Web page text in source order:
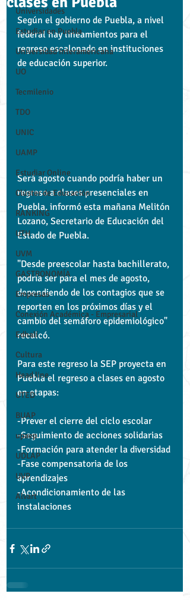
Universidades
Estudiar en Puebla
Universidad Interamericana
UO
Tecmilenio
TDO
UNIC
UAMP
Estudiar Online
Clúster de Educación
RANKING
UTH
UVM
GASTRONOMÍA
Empresas
Conexión Académica - Empresarial
Edhalí
Cultura
Head line
UTED
BUAP
upaep
UDLAP
UVP
Alvart
Según el gobierno de Puebla, a nivel
federal hay lineamientos para el
regreso escalonado en instituciones
de educación superior.
Será agosto cuando podría haber un
regreso a clases presenciales en
Puebla, informó esta mañana Melitón
Lozano, Secretario de Educación del
Estado de Puebla.
"Desde preescolar hasta bachillerato,
podría ser para el mes de agosto,
dependiendo de los contagios que se
reporten en los próximos días y el
cambio del semáforo epidemiológico"
recalcó.
Para este regreso la SEP proyecta en
Puebla el regreso a clases en agosto
en etapas:
-Prever el cierre del ciclo escolar
-Seguimiento de acciones solidarias
-Formación para atender la diversidad
-Fase compensatoria de los
aprendizajes
-Acondicionamiento de las
instalaciones